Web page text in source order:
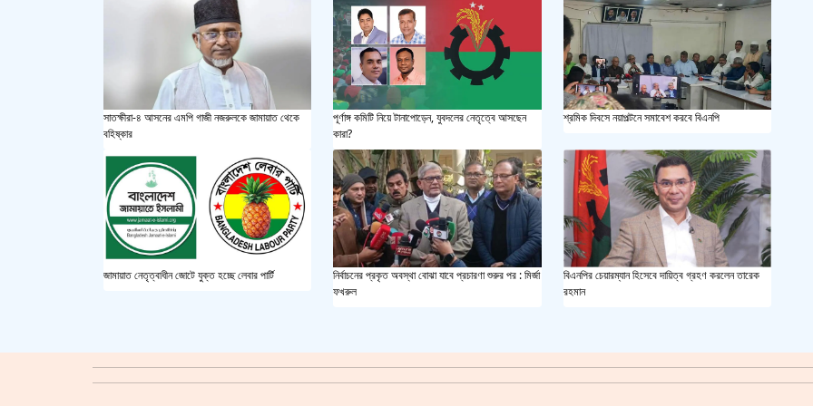
সাতক্ষীরা-৪ আসনের এমপি গাজী নজরুলকে জামায়াত থেকে
বহিষ্কার
পূর্ণাঙ্গ কমিটি নিয়ে টানাপোড়েন, যুবদলের নেতৃত্বে আসছেন
কারা?
শ্রমিক দিবসে নয়াপল্টনে সমাবেশ করবে বিএনপি
জামায়াত নেতৃত্বাধীন জোটে যুক্ত হচ্ছে লেবার পার্টি
নির্বাচনের প্রকৃত অবস্থা বোঝা যাবে প্রচারণা শুরুর পর : মির্জা
ফখরুল
বিএনপির চেয়ারম্যান হিসেবে দায়িত্ব গ্রহণ করলেন তারেক
রহমান